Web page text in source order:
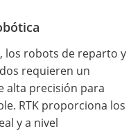
los robots de reparto y
requieren un
alta precisión para
RTK proporciona los
y a nivel